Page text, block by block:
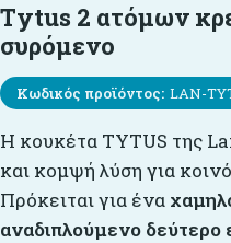
Tytus 2 ατόμων
συρόμενο
Κωδικός προϊόντος: LAN-
Η κουκέτα TYTUS της
και κομψή λύση για
Πρόκειται για ένα
αναδιπλούμενο δεύτερο